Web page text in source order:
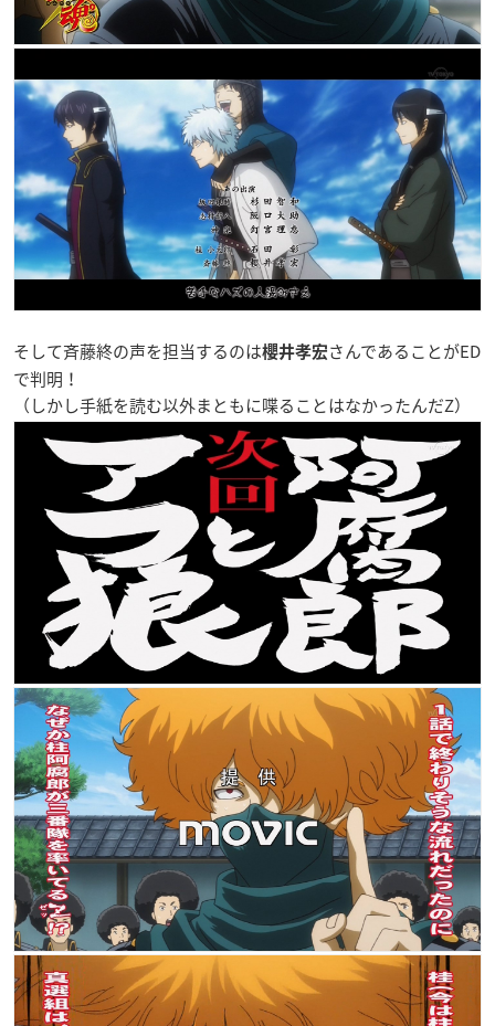
そして斉藤終の声を担当するのは櫻井孝宏 さんであることがED
で判明！
（しかし手紙を読む以外まともに喋ることはなかったんだZ）